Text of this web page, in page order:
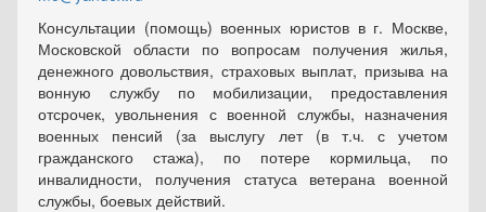
Консультации (помощь) военных юристов в г. Москве,
Московской области по вопросам получения жилья,
денежного довольствия, страховых выплат, призыва на
вонную службу по мобилизации, предоставления
отсрочек, увольнения с военной службы, назначения
военных пенсий (за выслугу лет (в т.ч. с учетом
гражданского стажа), по потере кормильца, по
инвалидности, получения статуса ветерана военной
службы, боевых действий.